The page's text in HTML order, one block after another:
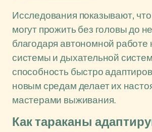
Исследования показывают,
могут прожить без головы до
благодаря автономной работе
системы и дыхательной
способность быстро
новым средам делает их
мастерами выживания.
Как тараканы